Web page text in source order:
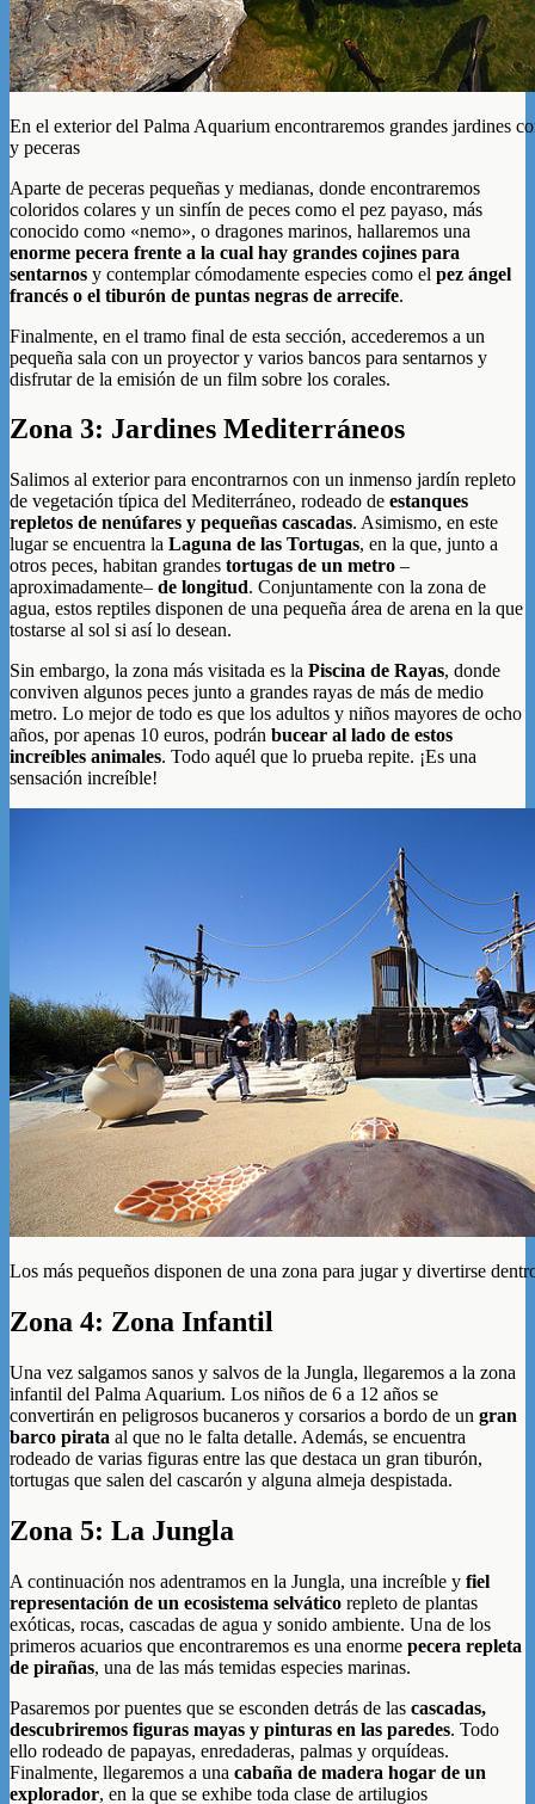
En el exterior del Palma Aquarium encontraremos grandes jardines
y peceras
Aparte de peceras pequeñas y medianas, donde encontraremos
coloridos colares y un sinfín de peces como el pez payaso, más
conocido como «nemo», o dragones marinos, hallaremos una
enorme pecera frente a la cual hay grandes cojines para
sentarnos y contemplar cómodamente especies como el pez ángel
francés o el tiburón de puntas negras de arrecife.
Finalmente, en el tramo final de esta sección, accederemos a un
pequeña sala con un proyector y varios bancos para sentarnos y
disfrutar de la emisión de un film sobre los corales.
Zona 3: Jardines Mediterráneos
Salimos al exterior para encontrarnos con un inmenso jardín repleto
de vegetación típica del Mediterráneo, rodeado de estanques
repletos de nenúfares y pequeñas cascadas. Asimismo, en este
lugar se encuentra la Laguna de las Tortugas, en la que, junto a
otros peces, habitan grandes tortugas de un metro –
aproximadamente– de longitud. Conjuntamente con la zona de
agua, estos reptiles disponen de una pequeña área de arena en la que
tostarse al sol si así lo desean.
Sin embargo, la zona más visitada es la Piscina de Rayas, donde
conviven algunos peces junto a grandes rayas de más de medio
metro. Lo mejor de todo es que los adultos y niños mayores de ocho
años, por apenas 10 euros, podrán bucear al lado de estos
increíbles animales. Todo aquél que lo prueba repite. ¡Es una
sensación increíble!
Los más pequeños disponen de una zona para jugar y divertirse
Zona 4: Zona Infantil
Una vez salgamos sanos y salvos de la Jungla, llegaremos a la zona
infantil del Palma Aquarium. Los niños de 6 a 12 años se
convertirán en peligrosos bucaneros y corsarios a bordo de un gran
barco pirata al que no le falta detalle. Además, se encuentra
rodeado de varias figuras entre las que destaca un gran tiburón,
tortugas que salen del cascarón y alguna almeja despistada.
Zona 5: La Jungla
A continuación nos adentramos en la Jungla, una increíble y fiel
representación de un ecosistema selvático repleto de plantas
exóticas, rocas, cascadas de agua y sonido ambiente. Una de los
primeros acuarios que encontraremos es una enorme pecera repleta
de pirañas, una de las más temidas especies marinas.
Pasaremos por puentes que se esconden detrás de las cascadas,
descubriremos figuras mayas y pinturas en las paredes. Todo
ello rodeado de papayas, enredaderas, palmas y orquídeas.
Finalmente, llegaremos a una cabaña de madera hogar de un
explorador, en la que se exhibe toda clase de artilugios